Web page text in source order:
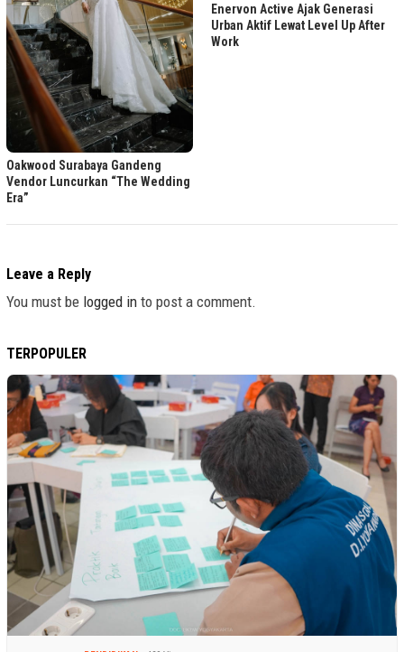
Oakwood Surabaya Gandeng
Vendor Luncurkan “The Wedding
Era”
Enervon Active Ajak Generasi
Urban Aktif Lewat Level Up After
Work
Leave a Reply
You must be logged in to post a comment.
TERPOPULER